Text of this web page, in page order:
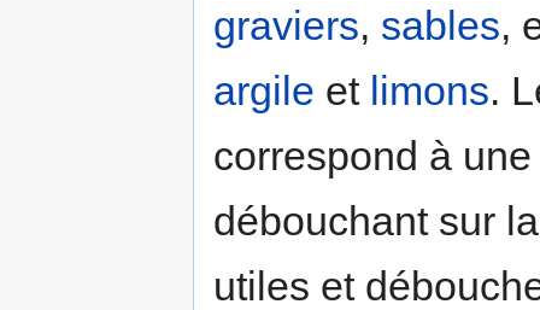
graviers, sables,
argile et limons.
correspond à
débouchant sur
utiles et